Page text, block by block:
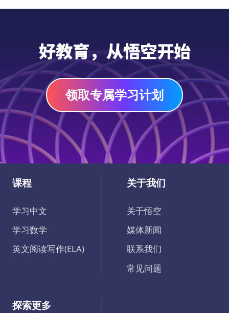
关知识，包括龙在十二生肖中的排名、龙的形
力和理解能力，培养对龙文化的兴趣和认知。
好教育，从悟空开始
领取专属学习计划
课程
学习中文
学习数学
英文阅读写作(ELA)
关于我们
关于悟空
媒体新闻
联系我们
常见问题
探索更多